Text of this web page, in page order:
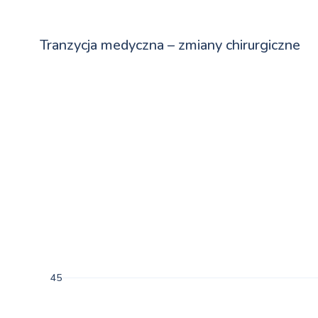
45
Tranzycja medyczna – zmiany chirurgiczne